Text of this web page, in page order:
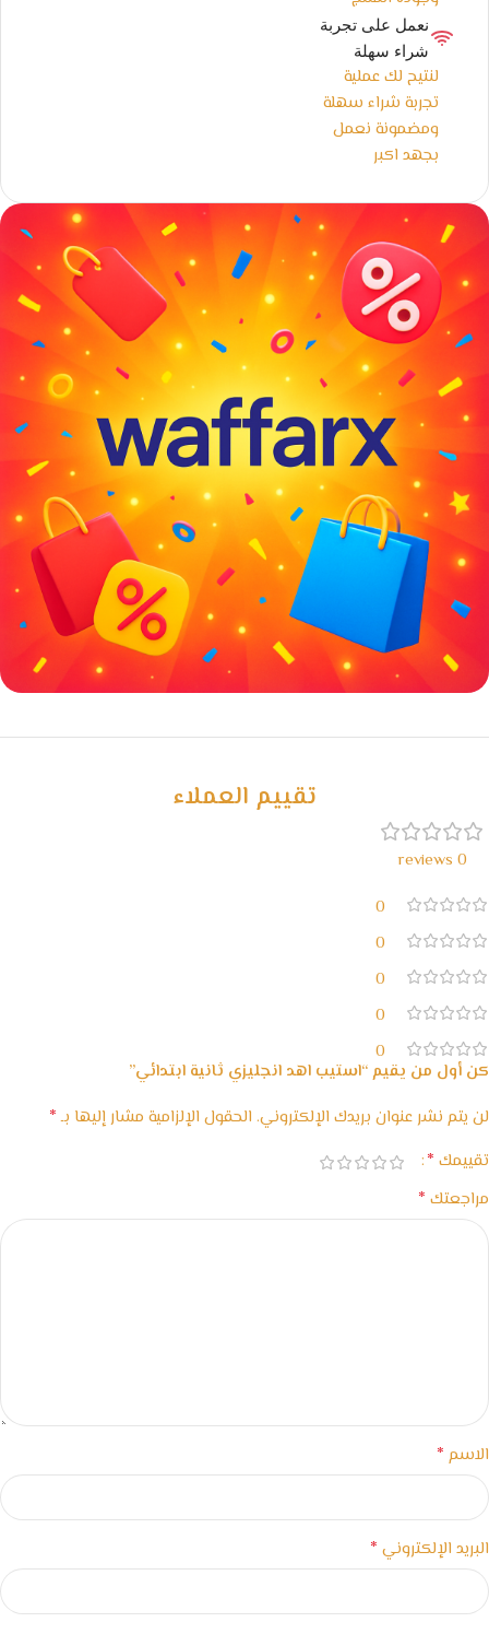
نعمل على تجربة
شراء سهلة
لنتيح لك عملية
تجربة شراء سهلة
ومضمونة نعمل
بجهد اكبر
خصومات كبيرة
تقييم العملاء
0 reviews
0
0
0
0
0
كن أول من يقيم “استيب اهد انجليزي ثانية ابتدائي”
لن يتم نشر عنوان بريدك الإلكتروني. الحقول الإلزامية مشار إليها بـ*
تقييمك *
مراجعتك *
الاسم *
البريد الإلكتروني *